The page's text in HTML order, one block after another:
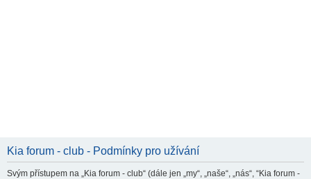
Kia forum - club - Podmínky pro užívání
Svým přístupem na „Kia forum - club“ (dále jen „my“, „naše“, „nás“, “Kia forum -